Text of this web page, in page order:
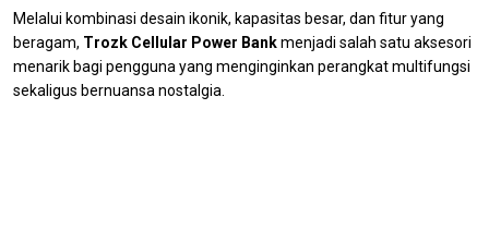
Melalui kombinasi desain ikonik, kapasitas besar, dan fitur yang
beragam, Trozk Cellular Power Bankmenjadi salah satu aksesori
menarik bagi pengguna yang menginginkan perangkat multifungsi
sekaligus bernuansa nostalgia.